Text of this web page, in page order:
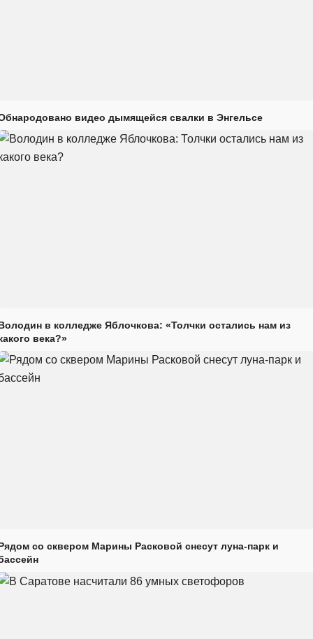
видео дымящейся свалки в Энгельсе
в колледже Яблочкова: «Толчки остались нам из
века?»
со сквером Марины Расковой снесут луна-парк и